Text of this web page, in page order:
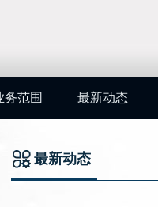
务范围 最新动态
最新动态